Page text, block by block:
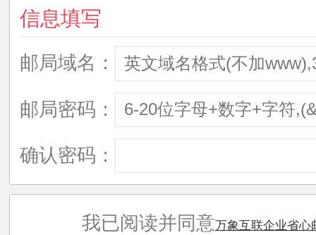
信息填写
邮局域名：
邮局密码：
确认密码：
我已阅读并同意万象互联企业省心